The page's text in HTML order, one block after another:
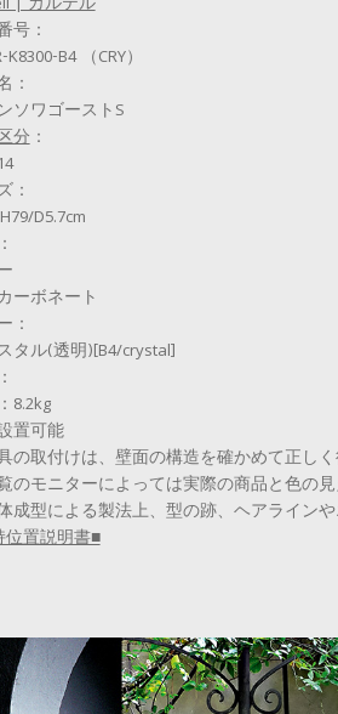
号：
K8300-B4 （CRY）
：
ソワゴーストS
分：
：
D5.7cm
ーボネート
：
タル(透明)[B4/crystal]
8.2kg
置可能
の取付けは、壁面の構造を確かめて正しく
のモニターによっては実際の商品と色の見
成型による製法上、型の跡、ヘアライン
位置説明書■